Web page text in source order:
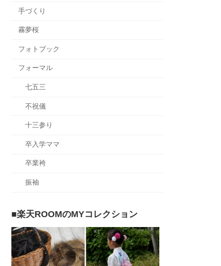
手づくり
霧夢桜
フォトブック
フォーマル
七五三
不祝儀
十三参り
卒入学ママ
卒業袴
振袖
■楽天ROOMのMYコレクション